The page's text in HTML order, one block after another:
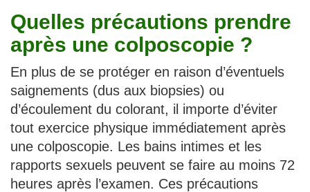
Quelles précautions prendre
après une colposcopie ?
En plus de se protéger en raison d’éventuels
saignements (dus aux biopsies) ou
d’écoulement du colorant, il importe d’éviter
tout exercice physique immédiatement après
une colposcopie. Les bains intimes et les
rapports sexuels peuvent se faire au moins 72
heures après l’examen. Ces précautions